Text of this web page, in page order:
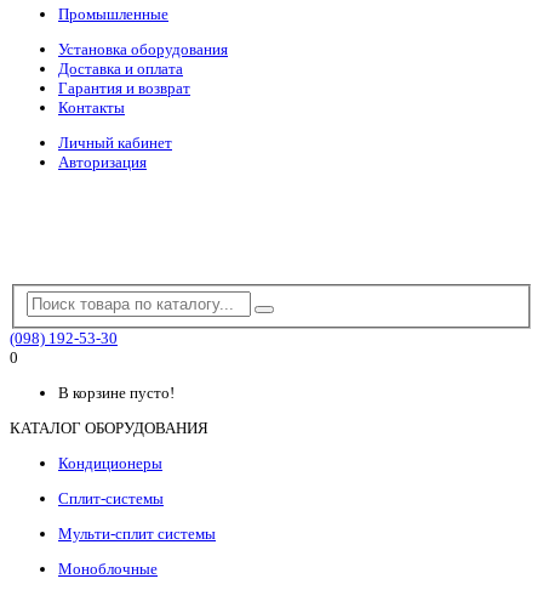
Промышленные
Установка оборудования
Доставка и оплата
Гарантия и возврат
Контакты
Личный кабинет
Авторизация
(098) 192-53-30
0
В корзине пусто!
КАТАЛОГ ОБОРУДОВАНИЯ
Кондиционеры
Сплит-системы
Мульти-сплит системы
Моноблочные